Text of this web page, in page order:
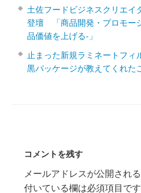
土佐フードビジネスクリエイ
登壇 「商品開発・プロモー
品価値を上げる‐」
止まった新規ラミネートフィ
黒パッケージが教えてくれた
コメントを残す
メールアドレスが公開され
付いている欄は必須項目です